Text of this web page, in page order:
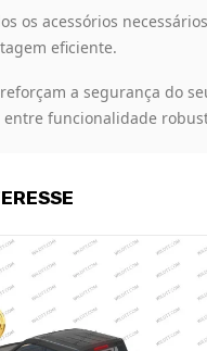
os acessórios
eficiente.
a segurança do
funcionalidade